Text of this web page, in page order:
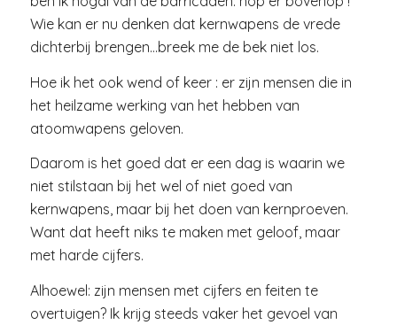
Wie kan er nu denken dat kernwapens de vrede
dichterbij brengen…breek me de bek niet los.
Hoe ik het ook wend of keer : er zijn mensen die in
het heilzame werking van het hebben van
atoomwapens geloven.
Daarom is het goed dat er een dag is waarin we
niet stilstaan bij het wel of niet goed van
kernwapens, maar bij het doen van kernproeven.
Want dat heeft niks te maken met geloof, maar
met harde cijfers.
Alhoewel: zijn mensen met cijfers en feiten te
overtuigen? Ik krijg steeds vaker het gevoel van